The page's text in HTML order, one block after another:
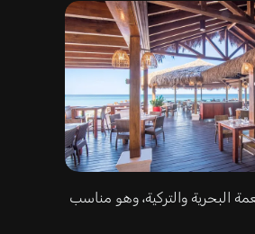
البحرية والتركية، وهو مناسب